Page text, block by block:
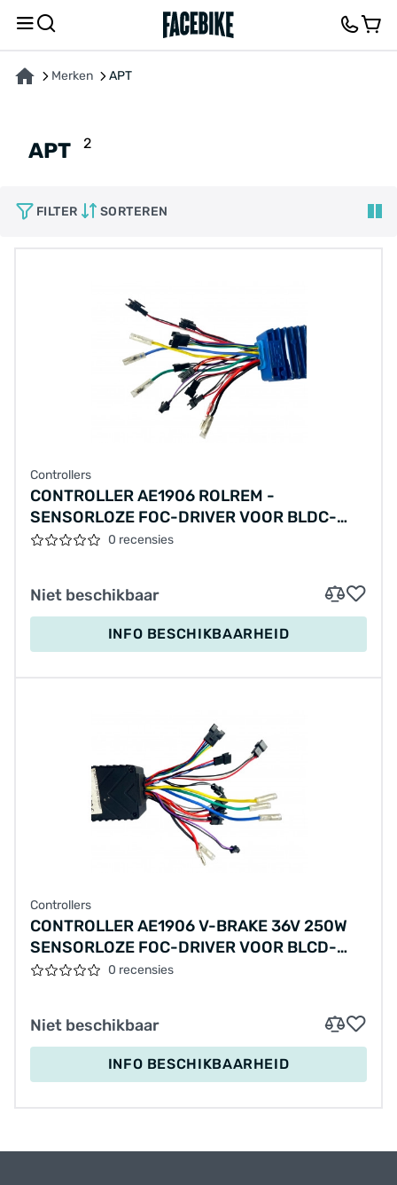
Merken APT
APT 2
FILTER SORTEREN
Controllers
CONTROLLER AE1906 ROLREM -
SENSORLOZE FOC-DRIVER VOOR BLDC-
MOTOR MET TANDWIELOVERBRENGING
0 recensies
Niet beschikbaar
INFO BESCHIKBAARHEID
Controllers
CONTROLLER AE1906 V-BRAKE 36V 250W
SENSORLOZE FOC-DRIVER VOOR BLCD-
MOTOR MET TANDWIELOVERBRENGING
0 recensies
Niet beschikbaar
INFO BESCHIKBAARHEID